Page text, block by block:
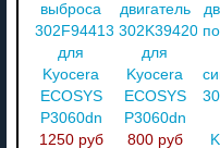
выброса
302F944131
для
Kyocera
ECOSYS
P3060dn
1250 руб
двигатель
302K394201
для
Kyocera
ECOSYS
P3060dn
800 руб